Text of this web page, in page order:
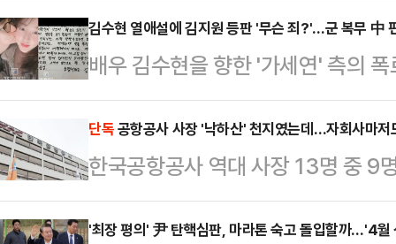
켜쥐며 '대권 주자로서의 면모'를
표는 지난 12일 오전 국회에서 열
대 민생의제 발표…
으로 예상되는 헌법재판관 8인 중
로 재직할 당시 횡령 혐의 등으로
선고했던 인물이다.지난 1969년 8
충주여자고등학교를 졸업하고 서
권 변호사 조영래씨가 쓴 '전태일
를 통해 서울대학교 법과…
김수현 열애설에 김지원 등판 '무슨 죄?'…군 복무 中
배우 김수현을 향한 '가세연' 측의
'눈물의 여왕'에서 김수현과 호흡을
고 있다.12일 유튜브 채널 '가로세
8월 6일 고(故) 김새론에게 보낸 것
수현은 2017년 10월 입대해, 2018
용에는 "그냥 (내가) 뭘 보고 있는
단독공항공사 사장 '낙하산' 천지였는데…자회사마저
한국공항공사 역대 사장 13명 중 9
신 '낙하산 인사'인 것으로 드러나
설립된 한국공항공사 자회사 3곳
'최장 평의' 尹 탄핵심판, 마라톤 숙고 돌입할까…'4월